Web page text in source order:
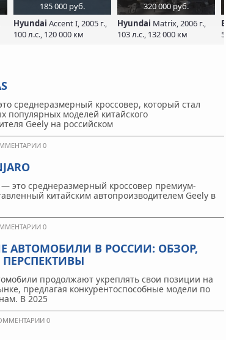
185 000 руб.
Hyundai Accent I, 2005 г.,
100 л.с., 120 000 км
320 000 руб.
Hyundai Matrix, 2006 г.,
103 л.с., 132 000 км
среднеразмерный кроссовер, который стал
популярных моделей китайского
Geely на российском
0
это среднеразмерный кроссовер премиум-
китайским автопроизводителем Geely в
0
АВТОМОБИЛИ В РОССИИ: ОБЗОР,
продолжают укреплять свои позиции на
предлагая конкурентоспособные модели по
В 2025
0